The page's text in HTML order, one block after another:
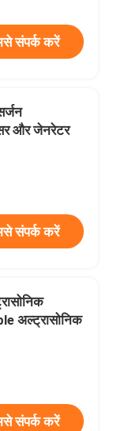
संपर्क करें
और जेनरेटर
संपर्क करें
अल्ट्रासोनिक
संपर्क करें